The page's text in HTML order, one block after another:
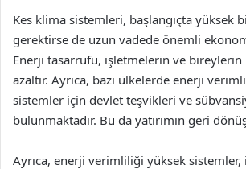
Kes klima sistemleri, başlangıçta yüksek
gerektirse de uzun vadede önemli
Enerji tasarrufu, işletmelerin ve
azaltır. Ayrıca, bazı ülkelerde enerji
sistemler için devlet teşvikleri ve
bulunmaktadır. Bu da yatırımın geri
Ayrıca, enerji verimliliği yüksek